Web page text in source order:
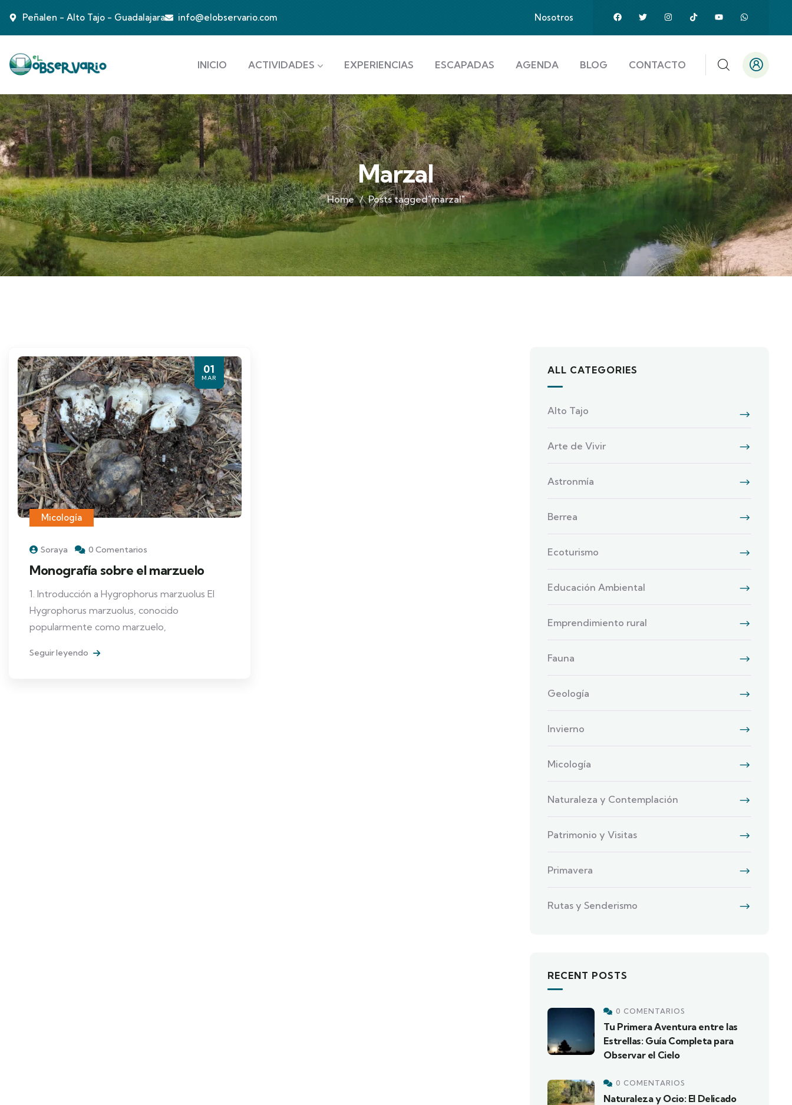
Peñalen - Alto Tajo - Guadalajara info@elobservario.com Nosotros
INICIO ACTIVIDADES EXPERIENCIAS ESCAPADAS AGENDA BLOG CONTACTO
Marzal
Home Posts tagged"marzal"
01
MAR
Micología
Soraya 0 Comentarios
Monografía sobre el marzuelo
1. Introducción a Hygrophorus marzuolus El
Hygrophorus marzuolus, conocido
popularmente como marzuelo,
Seguir leyendo
ALL CATEGORIES
Alto Tajo
Arte de Vivir
Astronmía
Berrea
Ecoturismo
Educación Ambiental
Emprendimiento rural
Fauna
Geología
Invierno
Micología
Naturaleza y Contemplación
Patrimonio y Visitas
Primavera
Rutas y Senderismo
RECENT POSTS
0 COMENTARIOS
Tu Primera Aventura entre las
Estrellas: Guía Completa para
Observar el Cielo
0 COMENTARIOS
Naturaleza y Ocio: El Delicado